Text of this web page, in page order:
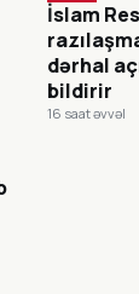
İslam
dərhal
bildirir
16 saat əvvəl